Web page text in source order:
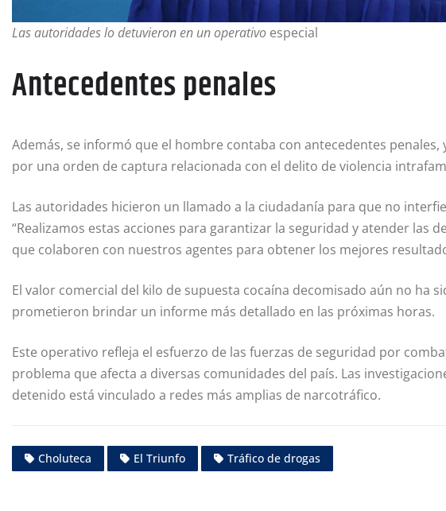
Las autoridades lo detuvieron en un operativo especial
Antecedentes penales
Además, se informó que el hombre contaba con antecedentes
por una orden de captura relacionada con el delito de violencia
Las autoridades hicieron un llamado a la ciudadanía para que no
“Realizamos estas acciones para garantizar la seguridad y atender las
que colaboren con nuestros agentes para obtener los mejores
El valor comercial del kilo de supuesta cocaína decomisado aún no ha
prometieron brindar un informe más detallado en las próximas horas.
Este operativo refleja el esfuerzo de las fuerzas de seguridad por
problema que afecta a diversas comunidades del país. Las
detenido está vinculado a redes más amplias de narcotráfico.
Choluteca El Triunfo Tráfico de drogas